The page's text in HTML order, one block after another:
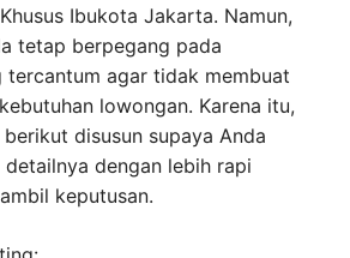
Ibukota Jakarta. Namun,
tetap berpegang pada
tercantum agar tidak membuat
lowongan. Karena itu,
disusun supaya Anda
detailnya dengan lebih rapi
keputusan.